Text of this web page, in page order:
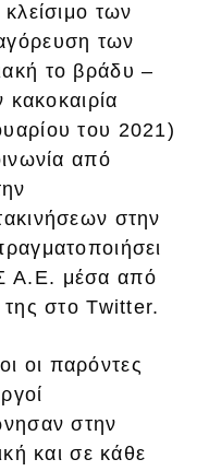
των
των
το βράδυ –
κακοκαιρία
του 2021)
από
στην
Α.Ε. μέσα από
της στο Twitter.
οι παρόντες
στην
και σε κάθε